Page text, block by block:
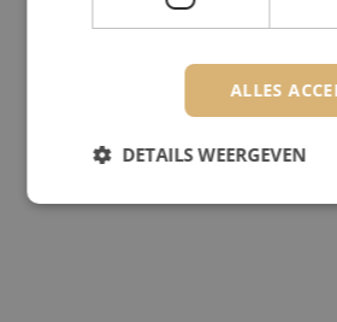
ALLES
DETAILS WEERGEVEN